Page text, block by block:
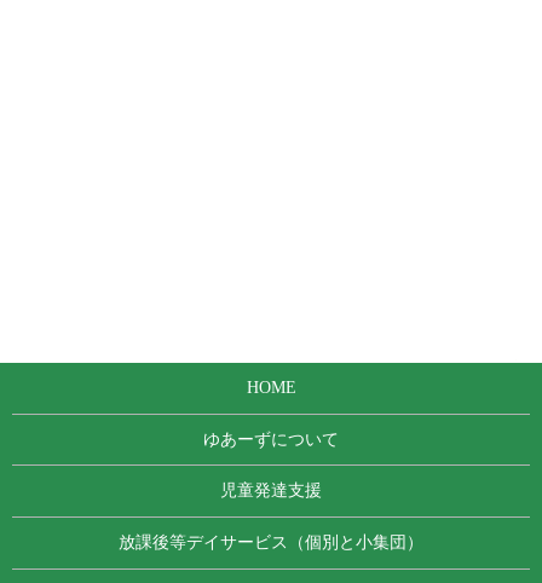
HOME
ゆあーずについて
児童発達支援
放課後等デイサービス（個別と小集団）